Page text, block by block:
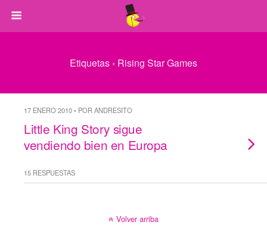
Etiquetas › Rising Star Games
17 ENERO 2010 • POR ANDRESITO
Little King Story sigue
vendiendo bien en Europa
15 RESPUESTAS
Volver arriba